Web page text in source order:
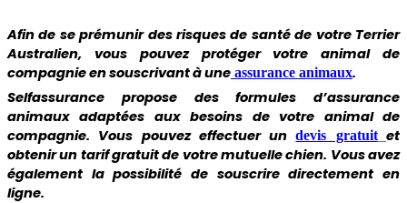
Afin de se prémunir des risques de santé de votre Terrier
Australien,
vous pouvez protéger votre animal de
compagnie en souscrivant à une assurance animaux.
Selfassurance propose des formules d’assurance
animaux adaptées aux besoins de votre animal de
compagnie. Vous pouvez effectuer un devis gratuit et
obtenir un tarif gratuit de votre mutuelle chien. Vous avez
également la possibilité de souscrire directement en
ligne.